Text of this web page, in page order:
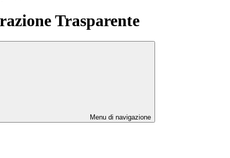
Trasparente
Menu di navigazione